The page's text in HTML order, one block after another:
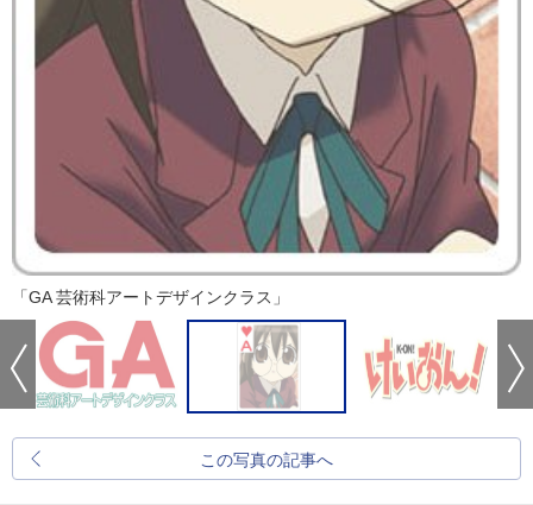
「GA 芸術科アートデザインクラス」
この写真の記事へ